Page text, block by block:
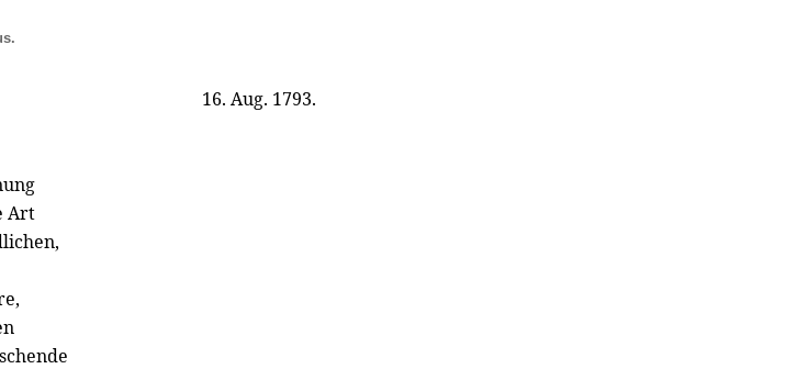
16. Aug. 1793.
Art